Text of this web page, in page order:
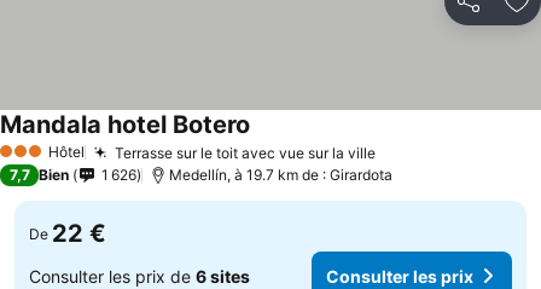
Partager
3 ÉtoilesHôtel Terrasse sur le toit avec vue sur la ville
Mandala hotel Botero
7,7 Bien 1 626 Medellín, à 19.7 km de : Girardota
De 22 €
Consulter les prix de 6 sites Consulter les prix